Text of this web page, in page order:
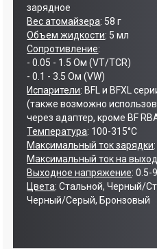
зарядное
Вес атомайзера: 58 г
Объем жидкости: 5 мл
Сопротивление:
- 0.05 - 1.5 Ом (VT/TCR)
- 0.1 - 3.5 Ом (VW)
Испарители: BFL и BFXL
(также возможно
через адаптер, кроме BF
Температура: 100-315°C
Максимальный ток зарядки
Максимальный ток на
Выходное напряжение: 0.5-
Цвета: Стальной, Черный/
Черный/Серый, Бронзовый